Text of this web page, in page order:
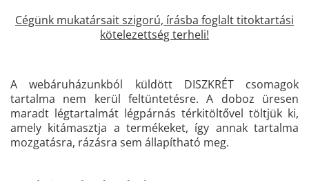
CIKKEK
Cégünk mukatársait szigorú, írásba foglalt titoktartási
kötelezettség terheli!
A webáruházunkból küldött DISZKRÉT csomagok
tartalma nem kerül feltüntetésre. A doboz üresen
maradt légtartalmát légpárnás térkitöltővel töltjük ki,
amely kitámasztja a termékeket, így annak tartalma
mozgatásra, rázásra sem állapítható meg.